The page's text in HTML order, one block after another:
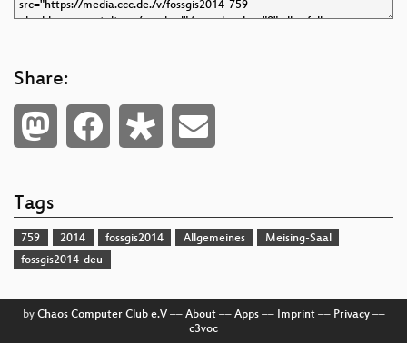
Share:
Tags
759 2014 fossgis2014 Allgemeines
Meising-Saal
fossgis2014-deu
by Chaos Computer Club e.V–– About–– Apps–– Imprint–– Privacy––
c3voc